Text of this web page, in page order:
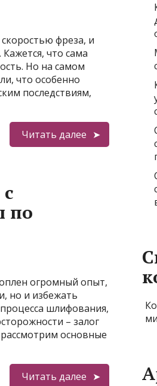
фреза, и
что сама
Но на самом
что особенно
последствиям,
Читать далее
по
огромный опыт,
но и избежать
шлифования,
– залог
основные
Читать далее